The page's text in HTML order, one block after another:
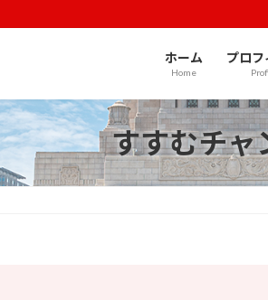
ホーム
Home
プロフ
すすむチャ